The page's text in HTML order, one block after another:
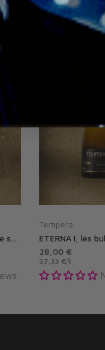
Tempera
28,00 €
37,33 €/l